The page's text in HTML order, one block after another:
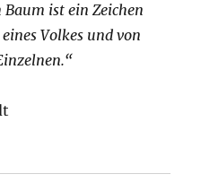
Baum ist ein Zeichen
Volkes und von